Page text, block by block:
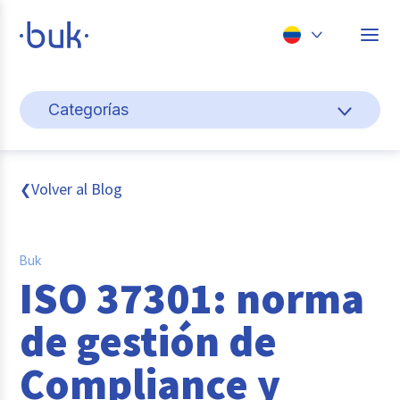
Perú
Categorías
Cultura y bienestar laboral
Gestión de personas
Buk
Transformación digital
Tendencias y Data
❮Volver al Blog
Buk
ISO 37301: norma
de gestión de
Compliance y